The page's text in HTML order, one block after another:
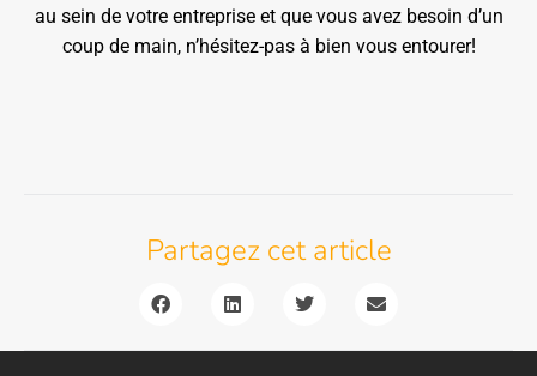
au sein de votre entreprise et que vous avez besoin d’un
coup de main, n’hésitez-pas à bien vous entourer!
Partagez cet article